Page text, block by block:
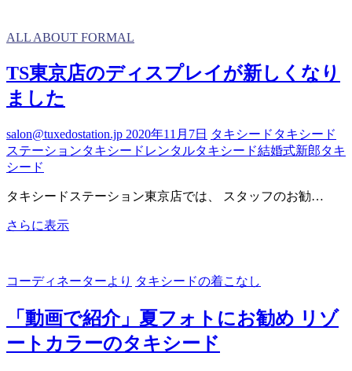
阿
編
～
ウ
エ
デ
ィ
お
勧
ポ
ト
賀
２
～
ALL ABOUT FORMAL
TS東京店のディスプレイが新しくなり
ました
salon@tuxedostation.jp 2020年11月7日 タキシード タキシード
ステーションタキシードレンタルタキシード結婚式新郎タキ
シード
タキシードステーション東京店では、 スタッフのお勧…
さらに表示TS
の
ィ
ス
プ
コーディネーターより タキシードの着こなし
「動画で紹介」夏フォトにお勧め リゾ
ートカラーのタキシード